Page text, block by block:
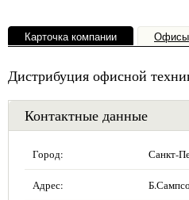
Карточка компании
Дистрибуция офисной
Контактные данные
Город: Санкт-
Адрес: